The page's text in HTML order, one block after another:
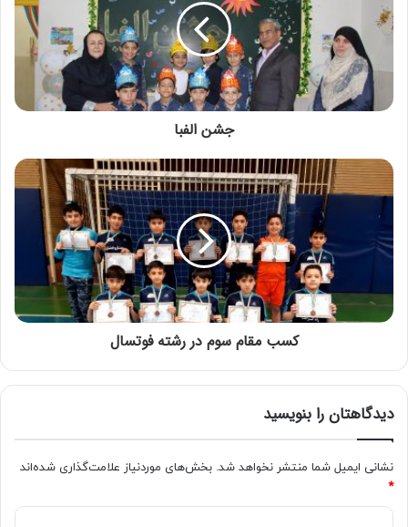
بینی و دهان را در هنگام عطسه یا سرفه بپوشانید
جشن الفبا
کسب مقام سوم در رشته فوتسال
دیدگاهتان را بنویسید
نشانی ایمیل شما منتشر نخواهد شد. بخش‌های موردنیاز علامت‌گذاری شده‌اند
*